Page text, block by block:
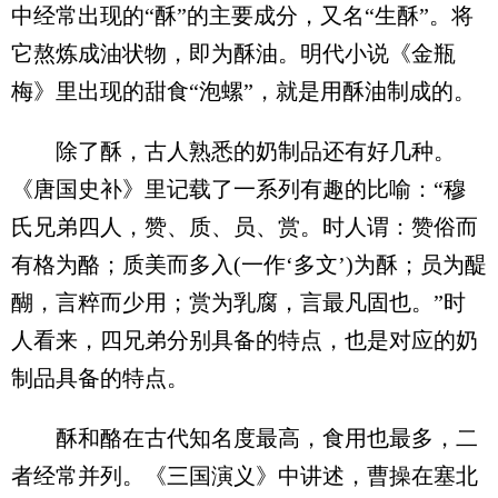
中经常出现的“酥”的主要成分，又名“生酥”。将
它熬炼成油状物，即为酥油。明代小说《金瓶
梅》里出现的甜食“泡螺”，就是用酥油制成的。
除了酥，古人熟悉的奶制品还有好几种。
《唐国史补》里记载了一系列有趣的比喻：“穆
氏兄弟四人，赞、质、员、赏。时人谓：赞俗而
有格为酪；质美而多入(一作‘多文’)为酥；员为醍
醐，言粹而少用；赏为乳腐，言最凡固也。”时
人看来，四兄弟分别具备的特点，也是对应的奶
制品具备的特点。
酥和酪在古代知名度最高，食用也最多，二
者经常并列。《三国演义》中讲述，曹操在塞北